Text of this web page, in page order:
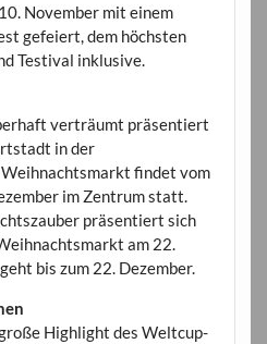
November mit einem
gefeiert, dem höchsten
Testival inklusive.
verträumt präsentiert
in der
findet vom
im Zentrum statt.
präsentiert sich
am 22.
bis zum 22. Dezember.
Highlight des Weltcup-